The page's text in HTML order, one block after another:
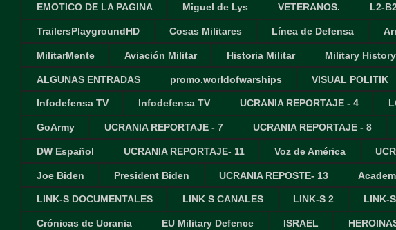
EMOTICO DE LA PAGINA Miguel de Lys VETERANOS. L2-
TrailersPlaygroundHD Cosas Militares Línea de Defensa
MilitarMente Aviación Militar Historia Militar Military History
ALGUNAS ENTRADAS promo.worldofwarships VISUAL POLITIK
Infodefensa TV Infodefensa TV UCRANIA REPORTAJE - 4
GoArmy UCRANIA REPORTAJE - 7 UCRANIA REPORTAJE - 8
DW Español UCRANIA REPORTAJE- 11 Voz de América
Joe Biden President Biden UCRANIA REPOSTE- 13
LINK-S DOCUMENTALES LINK S CANALES LINK-S 2 LINK-
Crónicas de Ucrania EU Military Defence ISRAEL